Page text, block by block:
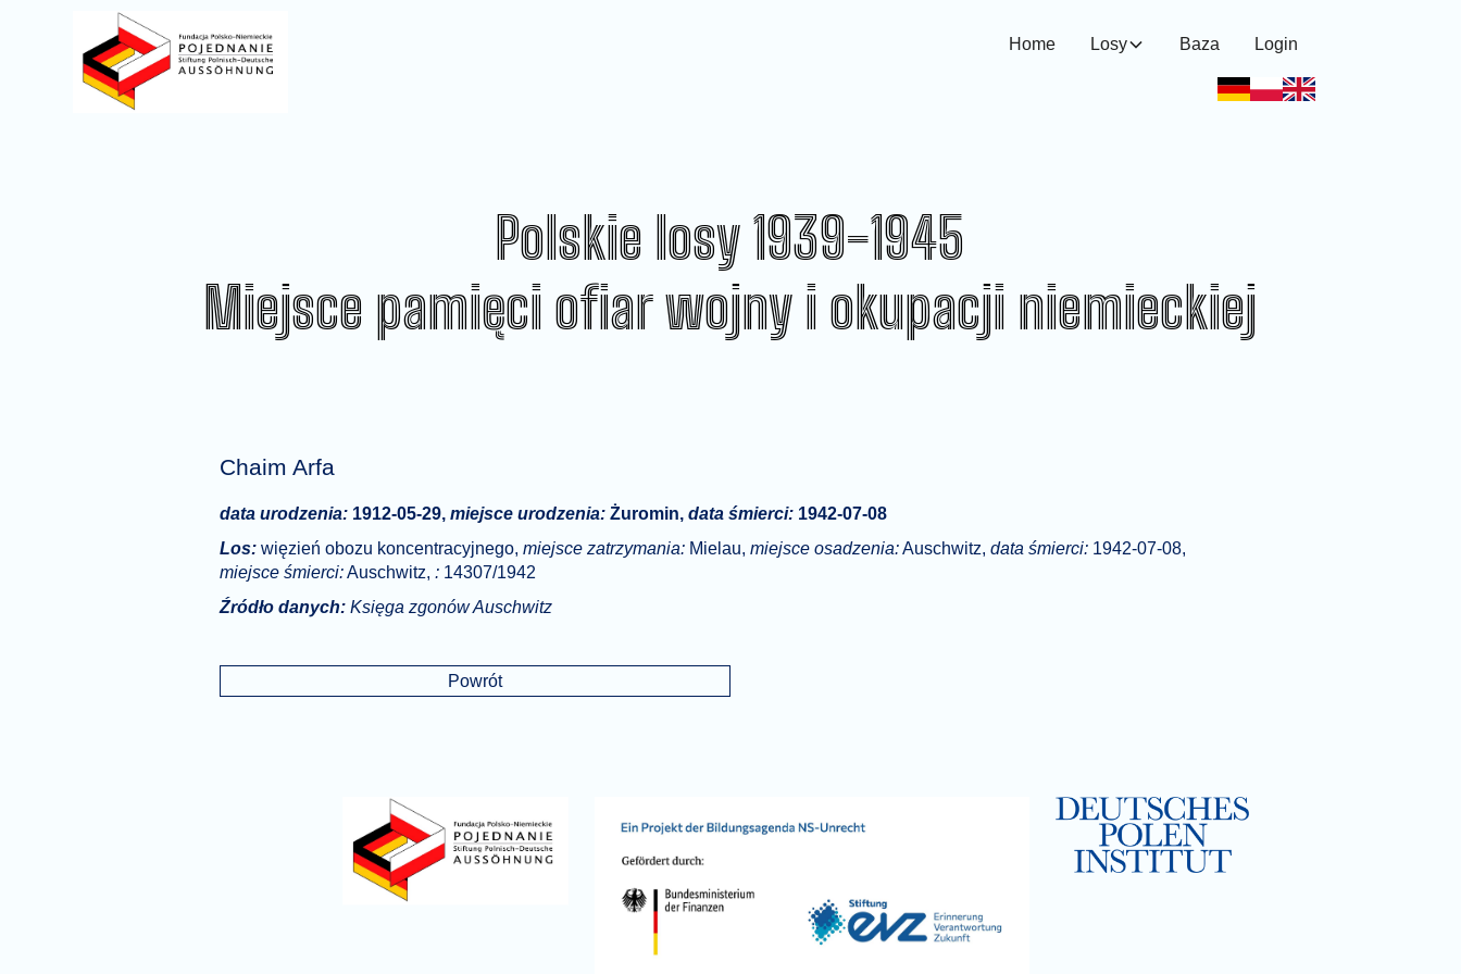
Home Losy Baza Login
Polskie losy 1939-1945
Miejsce pamięci ofiar wojny i okupacji niemieckiej
Chaim Arfa
data urodzenia: 1912-05-29, miejsce urodzenia: Żuromin, data śmierci: 1942-07-08
Los: więzień obozu koncentracyjnego, miejsce zatrzymania: Mielau, miejsce osadzenia:Auschwitz, data śmierci: 1942-07-08,
miejsce śmierci:Auschwitz, : 14307/1942
Źródło danych: Księga zgonów Auschwitz
Powrót